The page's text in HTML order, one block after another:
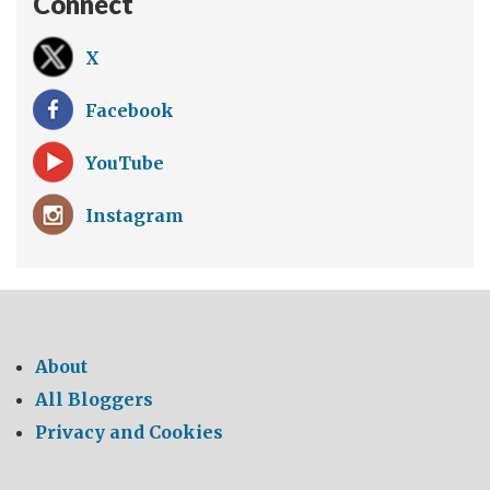
X
Facebook
YouTube
Instagram
About
All Bloggers
Privacy and Cookies